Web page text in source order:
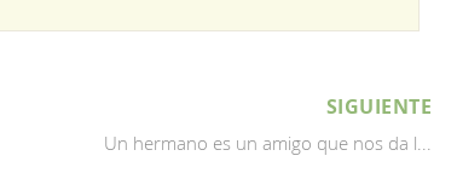
SIGUIENTE
Un hermano es un amigo que nos da l...